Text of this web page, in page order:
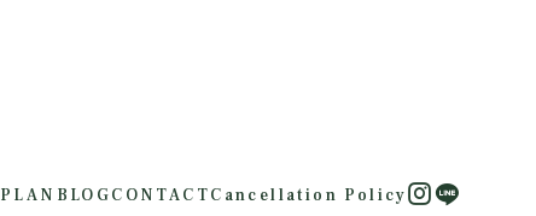
PLAN BLOGCONTACTCancellation Policy